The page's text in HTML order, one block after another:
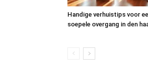
Handige verhuistips voor
soepele overgang in den